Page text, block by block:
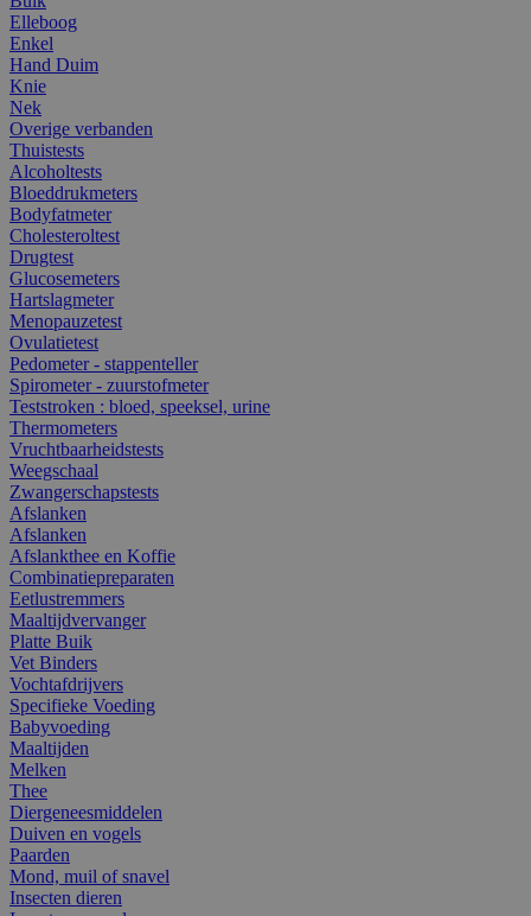
Elleboog
Enkel
Hand Duim
Knie
Nek
Overige verbanden
Thuistests
Alcoholtests
Bloeddrukmeters
Bodyfatmeter
Cholesteroltest
Drugtest
Glucosemeters
Hartslagmeter
Menopauzetest
Ovulatietest
Pedometer - stappenteller
Spirometer - zuurstofmeter
Teststroken : bloed, speeksel, urine
Thermometers
Vruchtbaarheidstests
Weegschaal
Zwangerschapstests
Afslanken
Afslanken
Afslankthee en Koffie
Combinatiepreparaten
Eetlustremmers
Maaltijdvervanger
Platte Buik
Vet Binders
Vochtafdrijvers
Specifieke Voeding
Babyvoeding
Maaltijden
Melken
Thee
Diergeneesmiddelen
Duiven en vogels
Paarden
Mond, muil of snavel
Insecten dieren